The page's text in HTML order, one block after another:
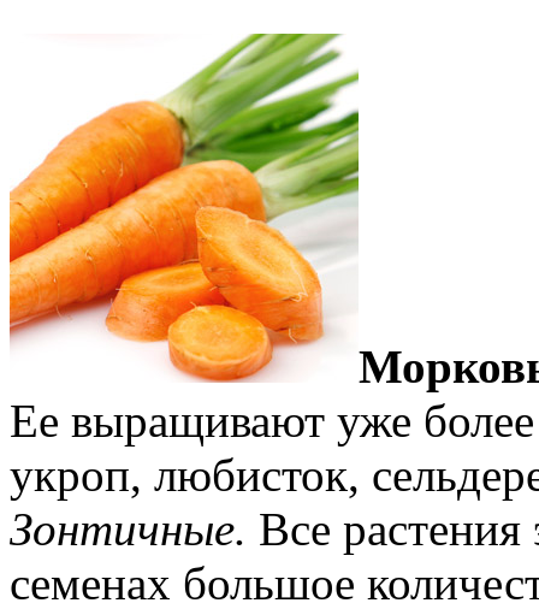
Ее выращивают уже
укроп, любисток,
Зонтичные. Все растения
семенах большое